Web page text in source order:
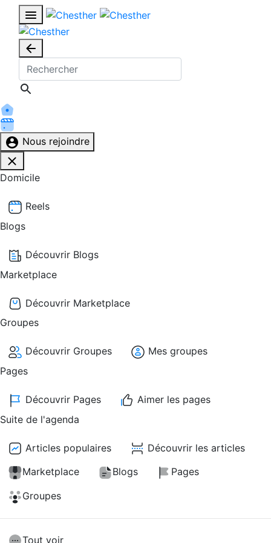
Nous rejoindre
Domicile
Reels
Blogs
Découvrir Blogs
Marketplace
Découvrir Marketplace
Groupes
Découvrir Groupes
Mes groupes
Pages
Découvrir Pages
Aimer les pages
Suite de l'agenda
Articles populaires
Découvrir les articles
Marketplace
Blogs
Pages
Groupes
Tout voir